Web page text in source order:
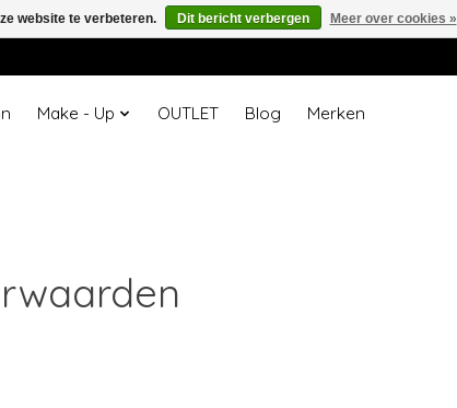
Make - Up OUTLET Blog Merken
website te verbeteren. Dit bericht verbergen Meer over cookies »